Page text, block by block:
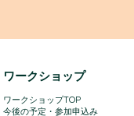
​ワークショップ
ワークショップTOP
今後の予定・参加申込み